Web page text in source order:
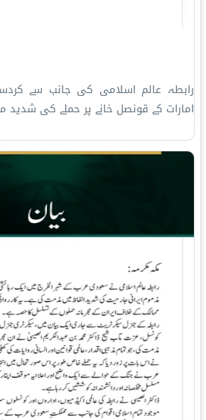
رابطہ عالم اسلامی کی جانب سے
امارات کے قونصل خانے پر حملے کی شدید